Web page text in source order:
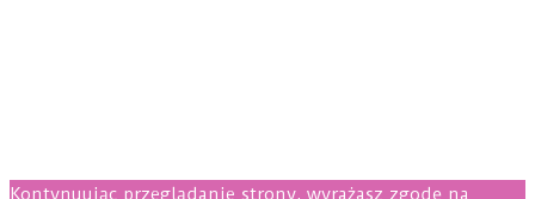
Kontynuując przeglądanie strony, wyrażasz zgodę na